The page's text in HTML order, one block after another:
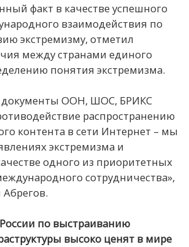
факт в качестве успешного
взаимодействия по
экстремизму, отметил
между странами единого
понятия экстремизма.
документы ООН, ШОС, БРИКС
распространению
контента в сети Интернет – мы
экстремизма и
одного из приоритетных
сотрудничества»,
по выстраиванию
высоко ценят в мире